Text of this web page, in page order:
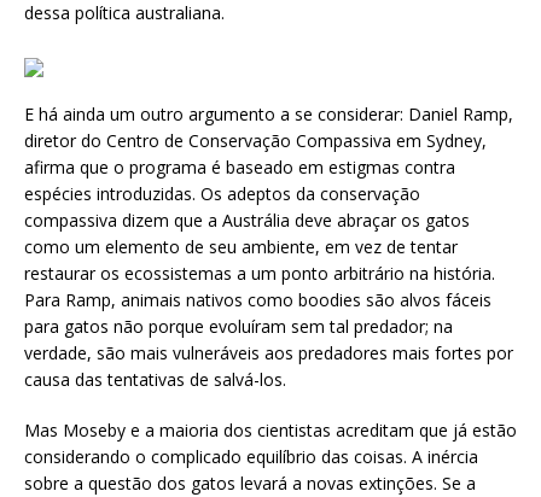
dessa política australiana.
E há ainda um outro argumento a se considerar: Daniel Ramp,
diretor do Centro de Conservação Compassiva em Sydney,
afirma que o programa é baseado em estigmas contra
espécies introduzidas. Os adeptos da conservação
compassiva dizem que a Austrália deve abraçar os gatos
como um elemento de seu ambiente, em vez de tentar
restaurar os ecossistemas a um ponto arbitrário na história.
Para Ramp, animais nativos como boodies são alvos fáceis
para gatos não porque evoluíram sem tal predador; na
verdade, são mais vulneráveis ​​aos predadores mais fortes por
causa das tentativas de salvá-los.
Mas Moseby e a maioria dos cientistas acreditam que já estão
considerando o complicado equilíbrio das coisas. A inércia
sobre a questão dos gatos levará a novas extinções. Se a